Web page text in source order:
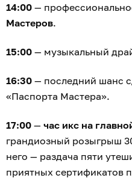
14:00 —
Мастеров.
15:00 — музыкальный
16:30 — последний шанс
«Паспорта Мастера».
17:00 — час икс на
грандиозный розыгрыш
него — раздача пяти
приятных сертификатов